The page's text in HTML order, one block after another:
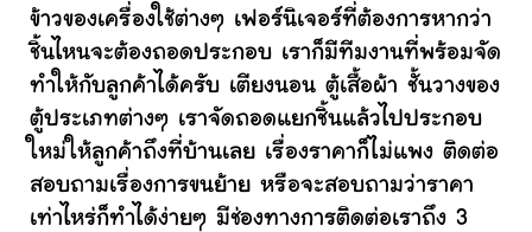
ข้าวของเครื่องใช้ต่างๆ เฟอร์นิเจอร์ที่ต้องการหากว่า
ชิ้นไหนจะต้องถอดประกอบ เราก็มีทีมงานที่พร้อมจัด
ทำให้กับลูกค้าได้ครับ เตียงนอน ตู้เสื้อผ้า ชั้นวางของ
ตู้ประเภทต่างๆ เราจัดถอดแยกชิ้นแล้วไปประกอบ
ใหม่ให้ลูกค้าถึงที่บ้านเลย เรื่องราคาก็ไม่แพง ติดต่อ
สอบถามเรื่องการขนย้าย หรือจะสอบถามว่าราคา
เท่าไหร่ก็ทำได้ง่ายๆ มีช่องทางการติดต่อเราถึง 3